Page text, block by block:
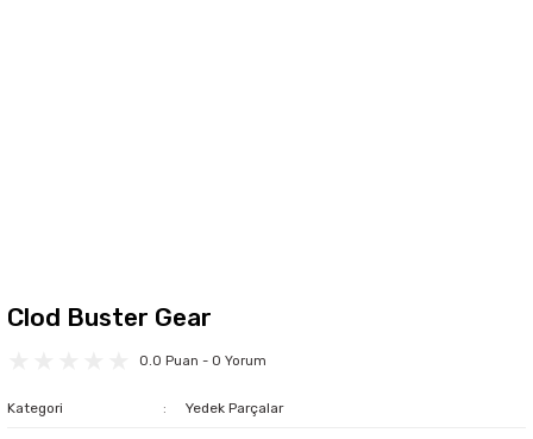
Clod Buster Gear
0.0 Puan - 0 Yorum
Kategori Yedek Parçalar